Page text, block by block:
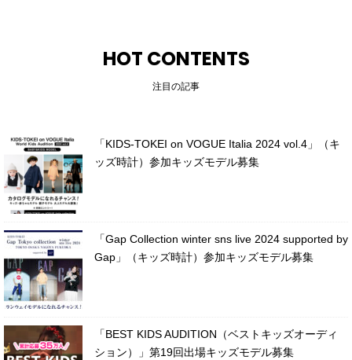
HOT CONTENTS
注目の記事
「KIDS-TOKEI on VOGUE Italia 2024 vol.4」（キ
ッズ時計）参加キッズモデル募集
「Gap Collection winter sns live 2024 supported by
Gap」（キッズ時計）参加キッズモデル募集
「BEST KIDS AUDITION（ベストキッズオーディ
ション）」第19回出場キッズモデル募集